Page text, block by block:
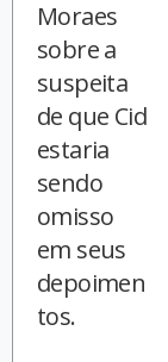
Moraes
sobre a
suspeita
de que Cid
estaria
sendo
omisso
em seus
depoimen
tos.